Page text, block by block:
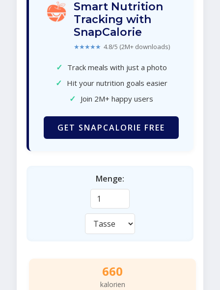
Smart Nutrition
Tracking with
SnapCalorie
★★★★★ 4.8/5 (2M+ downloads)
✓ Track meals with just a photo
✓ Hit your nutrition goals easier
✓ Join 2M+ happy users
GET SNAPCALORIE FREE
Menge:
660
kalorien